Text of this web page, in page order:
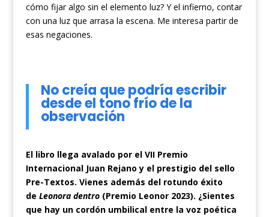
cómo fijar algo sin el elemento luz? Y el infierno, contar
con una luz que arrasa la escena. Me interesa partir de
esas negaciones.
No creía que podría escribir
desde el tono frío de la
observación
El libro llega avalado por el VII Premio
Internacional Juan Rejano y el prestigio del sello
Pre-Textos. Vienes además del rotundo éxito
de Leonora dentro(Premio Leonor 2023). ¿Sientes
que hay un cordón umbilical entre la voz poética